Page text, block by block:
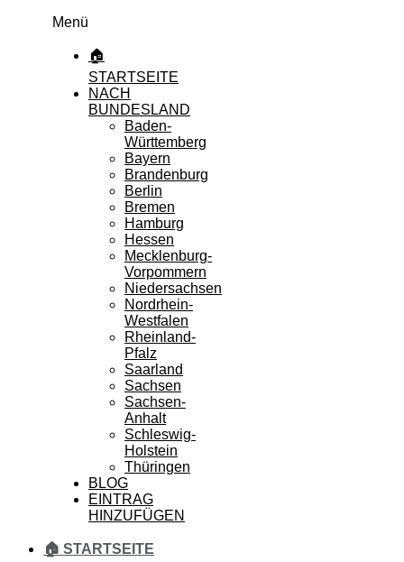
Menü
🏠
STARTSEITE
NACH
BUNDESLAND
Baden-
Württemberg
Bayern
Brandenburg
Berlin
Bremen
Hamburg
Hessen
Mecklenburg-
Vorpommern
Niedersachsen
Nordrhein-
Westfalen
Rheinland-
Pfalz
Saarland
Sachsen
Sachsen-
Anhalt
Schleswig-
Holstein
Thüringen
BLOG
EINTRAG
HINZUFÜGEN
🏠 STARTSEITE